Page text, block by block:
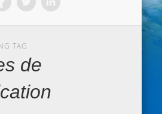
TAG
de